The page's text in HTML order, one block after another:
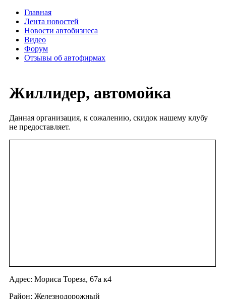
Главная
Лента новостей
Новости автобизнеса
Видео
Форум
Отзывы об автофирмах
Жиллидер, автомойка
Данная организация, к сожалению, скидок нашему клубу
не предоставляет.
Адрес: Мориса Тореза, 67а к4
Район: Железнодорожный